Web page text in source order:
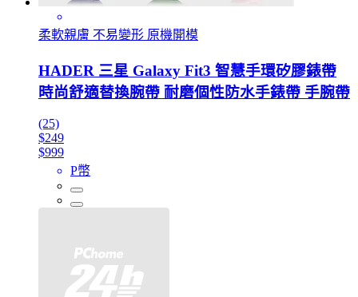
柔軟親膚 不易變形 原機開模
HADER 三星 Galaxy Fit3 智慧手環矽膠錶帶
時尚舒適替換腕帶 耐磨個性防水手錶帶 手腕帶
(25)
$249
$999
P幣